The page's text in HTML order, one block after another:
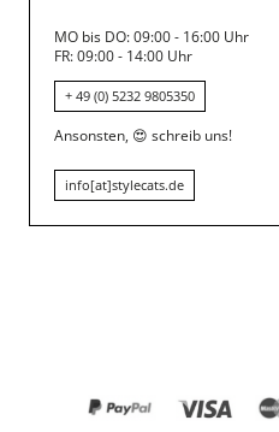
MO bis DO: 09:00 - 16:00 Uhr
FR: 09:00 - 14:00 Uhr
+ 49 (0) 5232 9805350
Ansonsten, 😍 schreib uns!
info[at]stylecats.de